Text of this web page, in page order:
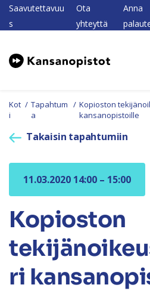
Saavutettavuu
s
Ota
yhteyttä
Anna
Kot
i
/ Tapahtum
a
/ Kopioston
kansanopistoille
Takaisin tapahtumiin
11.03.2020 14:00 – 15:00
Kopioston
ri